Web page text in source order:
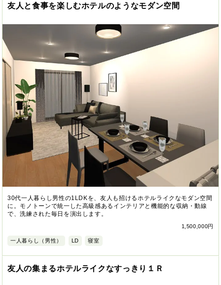
友人と食事を楽しむホテルのようなモダン空間
30代一人暮らし男性の1LDKを、友人も招けるホテルライクなモダン空間
に。モノトーンで統一した高級感あるインテリアと機能的な収納・動線
で、洗練された毎日を演出します。
1,500,000円
一人暮らし（男性） LD 寝室
友人の集まるホテルライクなすっきり１Ｒ